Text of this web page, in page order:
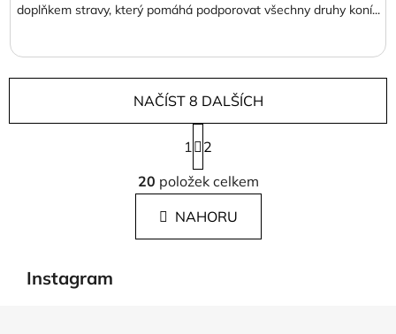
doplňkem stravy, který pomáhá podporovat všechny druhy koní...
O
v
á
d
NAČÍST 8 DALŠÍCH
S
t
r
á
n
k
1
2
20 položek celkem
NAHORU
Instagram